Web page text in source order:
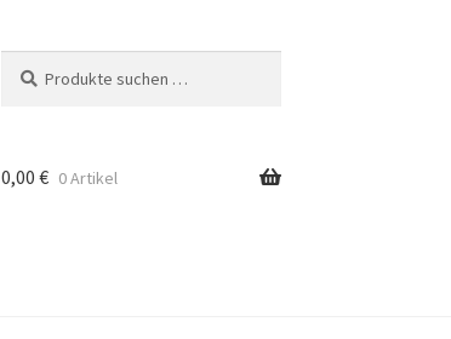
nach:
0,00 € 0 Artikel